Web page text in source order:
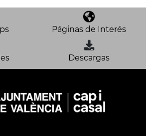
Páginas de Interés
Descargas